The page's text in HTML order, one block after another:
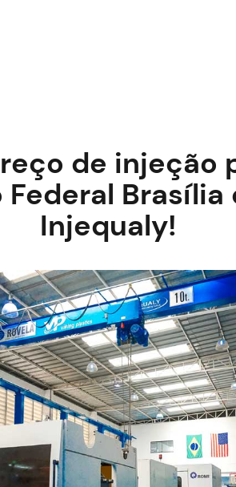
de injeção
Brasília
Injequaly!